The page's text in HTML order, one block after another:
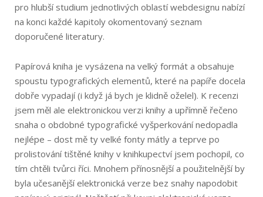
pro hlubší studium jednotlivých oblastí webdesignu nabízí
na konci každé kapitoly okomentovaný seznam
doporučené literatury.
Papírová kniha je vysázena na velký formát a obsahuje
spoustu typografických elementů, které na papíře docela
dobře vypadají (i když já bych je klidně oželel). K recenzi
jsem měl ale elektronickou verzi knihy a upřímně řečeno
snaha o obdobné typografické vyšperkování nedopadla
nejlépe – dost mě ty velké fonty mátly a teprve po
prolistování tištěné knihy v knihkupectví jsem pochopil, co
tím chtěli tvůrci říci. Mnohem přínosnější a použitelnější by
byla učesanější elektronická verze bez snahy napodobit